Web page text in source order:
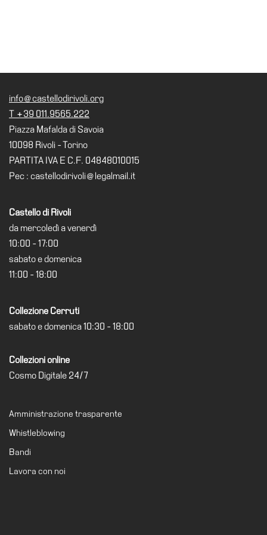
Sedi
Tutte
sedi
Edificio
Castello
Manica
Villa
Cerruti
Cosmo
Digitale
Shop
siamo
Area
Organizza
evento
Amministrazione
info@castellodirivoli.org
T +39 011.9565.222
Piazza Mafalda di Savoia
10098 Rivoli - Torino
PARTITA IVA E C.F. 04848010015
Pec : castellodirivoli@legalmail.it
Castello di Rivoli
da mercoledì a venerdì
10:00 - 17:00
sabato e domenica
11:00 - 18:00
Collezione Cerruti
sabato e domenica 10:30 - 18:00
Collezioni online
Cosmo Digitale 24/7
Amministrazione trasparente
Whistleblowing
Bandi
Lavora con noi